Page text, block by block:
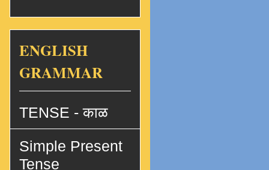
ENGLISH
GRAMMAR
TENSE - काळ
Simple Present
Tense